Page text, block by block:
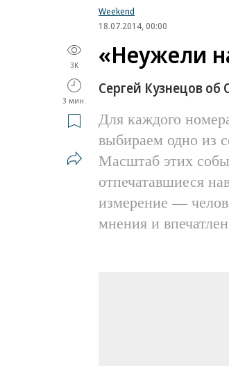
Weekend
18.07.2014, 00:00
3K
3 мин.
«Неужели
Сергей Кузнецов
Для каждого
выбираем одно из
Масштаб этих
отпечатавшиеся
измерение —
мнения и